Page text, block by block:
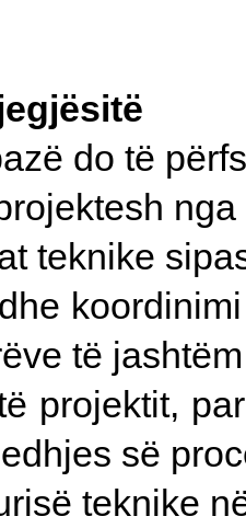
do të
teknike
të
projektit,
së
teknike